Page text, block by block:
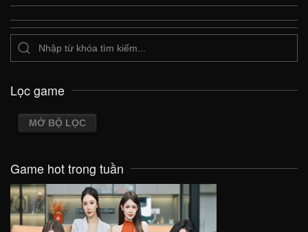
Lọc game
MỞ BỘ LỌC
Game hot trong tuần